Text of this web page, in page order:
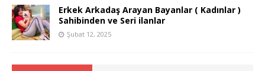
Erkek Arkadaş Arayan Bayanlar ( Kadınlar )
Sahibinden ve Seri ilanlar
Şubat 12, 2025